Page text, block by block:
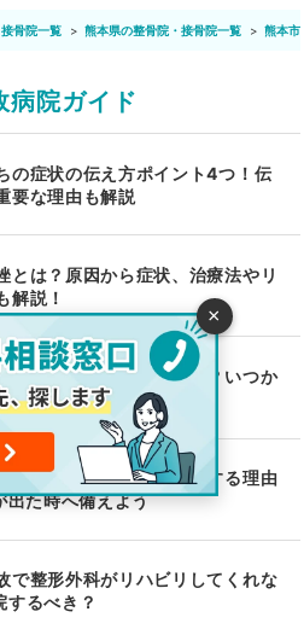
骨院一覧 熊本県の整骨院・接骨院一覧 熊本市
病院ガイド
の症状の伝え方ポイント4つ！伝
要な理由も解説
とは？原因から症状、治療法やリ
解説！
で整骨院に通院していい？いつか
かや施術も解説！
で痛くなくても病院受診する理由
出た時へ備えよう
で整形外科がリハビリしてくれな
するべき？
×